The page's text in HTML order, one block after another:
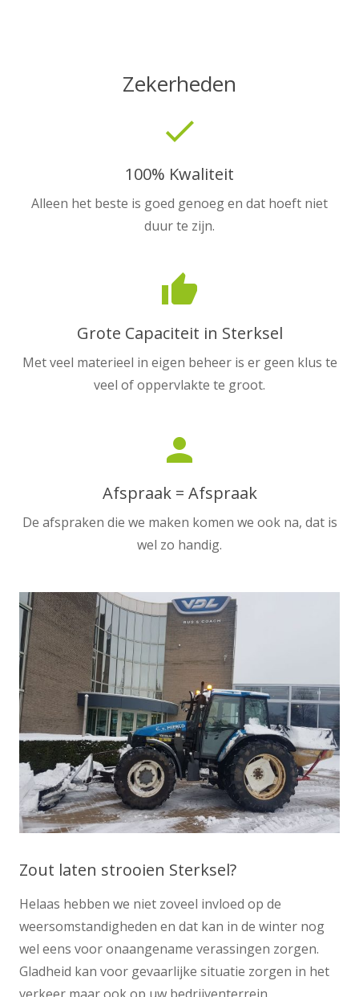
Zekerheden
done
100% Kwaliteit
Alleen het beste is goed genoeg en dat hoeft niet
duur te zijn.
thumb_up
Grote Capaciteit in Sterksel
Met veel materieel in eigen beheer is er geen klus te
veel of oppervlakte te groot.
person
Afspraak = Afspraak
De afspraken die we maken komen we ook na, dat is
wel zo handig.
Zout laten strooien Sterksel?
Helaas hebben we niet zoveel invloed op de
weersomstandigheden en dat kan in de winter nog
wel eens voor onaangename verassingen zorgen.
Gladheid kan voor gevaarlijke situatie zorgen in het